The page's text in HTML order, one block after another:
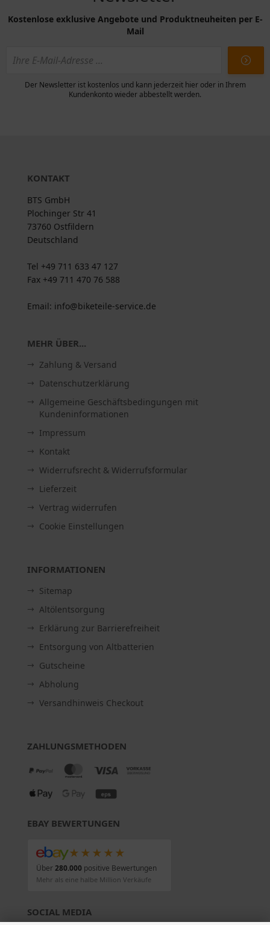
Kostenlose exklusive Angebote und Produktneuheiten per E-
Mail
Der Newsletter ist kostenlos und kann jederzeit hier oder in Ihrem
Kundenkonto wieder abbestellt werden.
KONTAKT
BTS GmbH
Plochinger Str 41
73760 Ostfildern
Deutschland
Tel +49 711 633 47 127
Fax +49 711 470 76 588
Email: info@biketeile-service.de
MEHR ÜBER...
Zahlung & Versand
Datenschutzerklärung
Allgemeine Geschäftsbedingungen mit
Kundeninformationen
Impressum
Kontakt
Widerrufsrecht & Widerrufsformular
Lieferzeit
Vertrag widerrufen
Cookie Einstellungen
INFORMATIONEN
Sitemap
Altölentsorgung
Erklärung zur Barrierefreiheit
Entsorgung von Altbatterien
Gutscheine
Abholung
Versandhinweis Checkout
ZAHLUNGSMETHODEN
EBAY BEWERTUNGEN
★★★★★
Über280.000positive Bewertungen
Mehr als eine halbe Million Verkäufe
SOCIAL MEDIA